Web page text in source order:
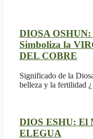
DIOSA
Simboliza la
DEL COBRE
Significado de la
belleza y la fertilidad
DIOS ESHU: El
ELEGUA